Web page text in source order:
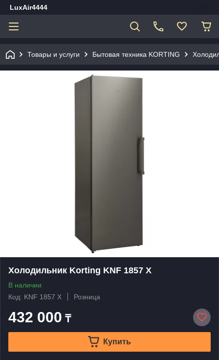
LuxAir4444
Товары и услуги Бытовая техника KORTING
Холодильник Korting KNF 1857 X
В наличии
Код: KNF 1857 X
Розница
432 000 ₸
Купить